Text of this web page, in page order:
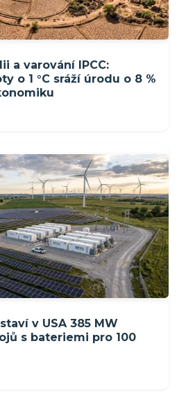
a varování IPCC:
o 1 °C sráží úrodu o 8 %
v USA 385 MW
s bateriemi pro 100